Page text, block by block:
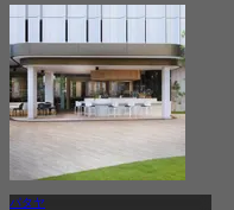
から฿ 299
パタヤ